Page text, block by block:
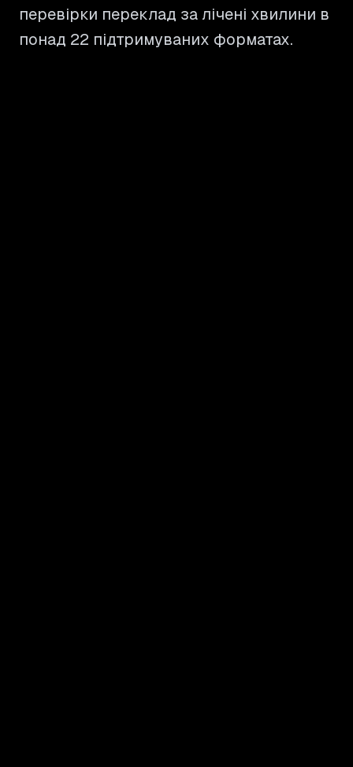
перевірки переклад за лічені хвилини в
понад 22 підтримуваних форматах.